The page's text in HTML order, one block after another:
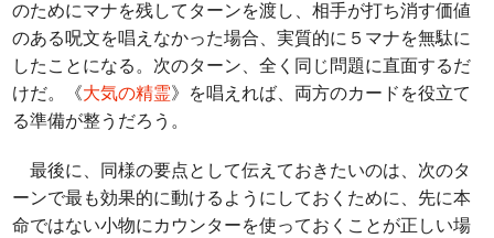
のためにマナを残してターンを渡し、相手が打ち消す価値
のある呪文を唱えなかった場合、実質的に５マナを無駄に
したことになる。次のターン、全く同じ問題に直面するだ
けだ。《大気の精霊》を唱えれば、両方のカードを役立て
る準備が整うだろう。
最後に、同様の要点として伝えておきたいのは、次のタ
ーンで最も効果的に動けるようにしておくために、先に本
命ではない小物にカウンターを使っておくことが正しい場